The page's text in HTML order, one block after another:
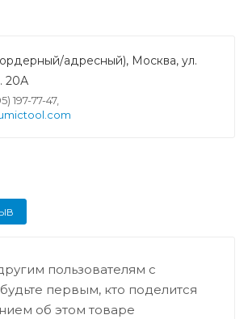
адресный), Москва, ул.
20А
197-77-47,
пользователям с
первым, кто поделится
об этом товаре